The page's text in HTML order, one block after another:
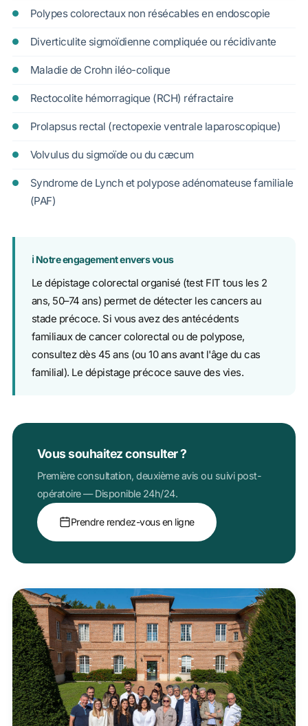
Polypes colorectaux non résécables en endoscopie
Diverticulite sigmoïdienne compliquée ou récidivante
Maladie de Crohn iléo-colique
Rectocolite hémorragique (RCH) réfractaire
Prolapsus rectal (rectopexie ventrale laparoscopique)
Volvulus du sigmoïde ou du cæcum
Syndrome de Lynch et polypose adénomateuse familiale
(PAF)
ℹ️ Notre engagement envers vous
Le dépistage colorectal organisé (test FIT tous les 2
ans, 50–74 ans) permet de détecter les cancers au
stade précoce. Si vous avez des antécédents
familiaux de cancer colorectal ou de polypose,
consultez dès 45 ans (ou 10 ans avant l'âge du cas
familial). Le dépistage précoce sauve des vies.
Vous souhaitez consulter ?
Première consultation, deuxième avis ou suivi post-
opératoire — Disponible 24h/24.
Prendre rendez-vous en ligne